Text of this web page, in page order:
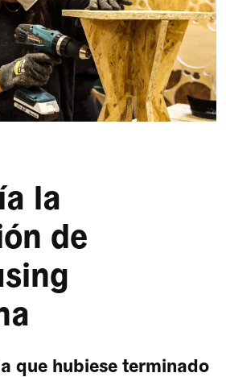
la
de
que hubiese terminado